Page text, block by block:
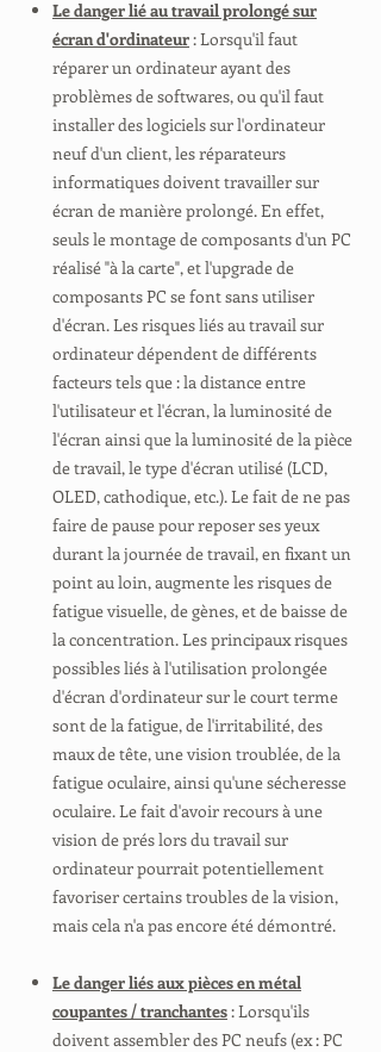
Le danger lié au travail prolongé sur
écran d'ordinateur: Lorsqu'il faut
réparer un ordinateur ayant des
problèmes de softwares, ou qu'il faut
installer des logiciels sur l'ordinateur
neuf d'un client, les réparateurs
informatiques doivent travailler sur
écran de manière prolongé. En effet,
seuls le montage de composants d'un PC
réalisé "à la carte", et l'upgrade de
composants PC se font sans utiliser
d'écran. Les risques liés au travail sur
ordinateur dépendent de différents
facteurs tels que : la distance entre
l'utilisateur et l'écran, la luminosité de
l'écran ainsi que la luminosité de la pièce
de travail, le type d'écran utilisé (LCD,
OLED, cathodique, etc.). Le fait de ne pas
faire de pause pour reposer ses yeux
durant la journée de travail, en fixant un
point au loin, augmente les risques de
fatigue visuelle, de gènes, et de baisse de
la concentration. Les principaux risques
possibles liés à l'utilisation prolongée
d'écran d'ordinateur sur le court terme
sont de la fatigue, de l'irritabilité, des
maux de tête, une vision troublée, de la
fatigue oculaire, ainsi qu'une sécheresse
oculaire. Le fait d'avoir recours à une
vision de prés lors du travail sur
ordinateur pourrait potentiellement
favoriser certains troubles de la vision,
mais cela n'a pas encore été démontré.
Le danger liés aux pièces en métal
coupantes / tranchantes: Lorsqu'ils
doivent assembler des PC neufs (ex : PC